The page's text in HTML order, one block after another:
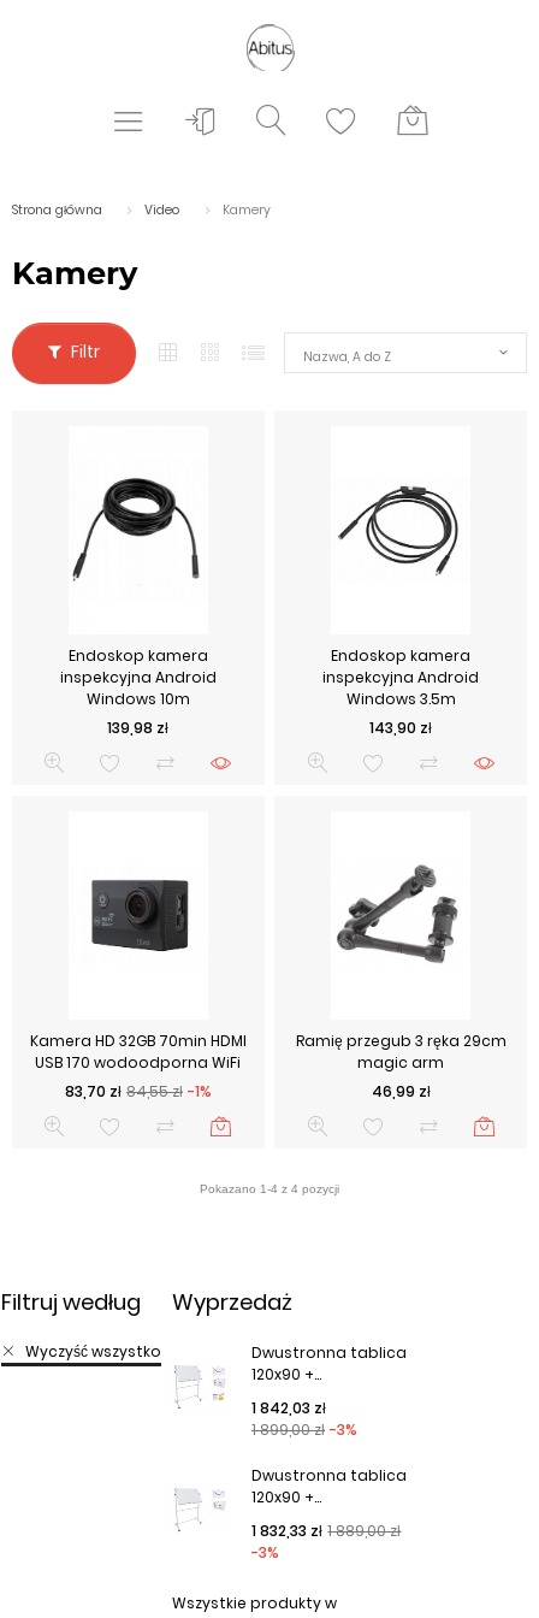
Strona główna Video Kamery
Kamery
Filtr Nazwa, A do Z
Endoskop kamera
inspekcyjna Android
Windows 10m
Cena
139,98 zł
Endoskop kamera
inspekcyjna Android
Windows 3.5m
Cena
143,90 zł
Kamera HD 32GB 70min HDMI
USB 170 wodoodporna WiFi
Cena podstawowa
84,55 zł -1%
Cena
83,70 zł
Ramię przegub 3 ręka 29cm
magic arm
Cena
46,99 zł
Filtruj według
Wyczyść wszystko
Wyprzedaż
Dwustronna tablica
120x90 +...
Cena podstawowa
1 899,00 zł -3%
Cena
1 842,03 zł
Dwustronna tablica
120x90 +...
Cena podstawowa
1 889,00 zł
-3%
Cena
1 832,33 zł
Wszystkie produkty w